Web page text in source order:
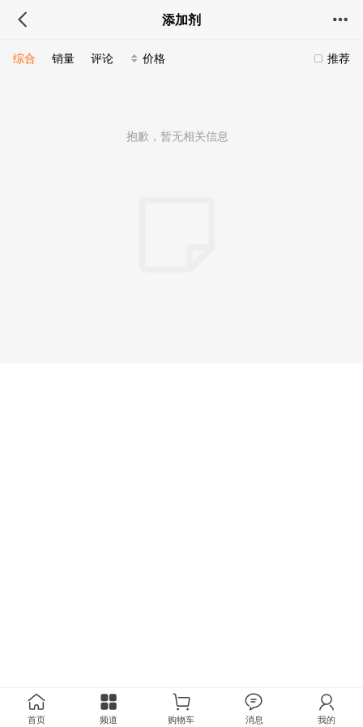
添加剂
推荐
综合 销量 评论 价格
抱歉，暂无相关信息
首页 频道 购物车 消息 我的